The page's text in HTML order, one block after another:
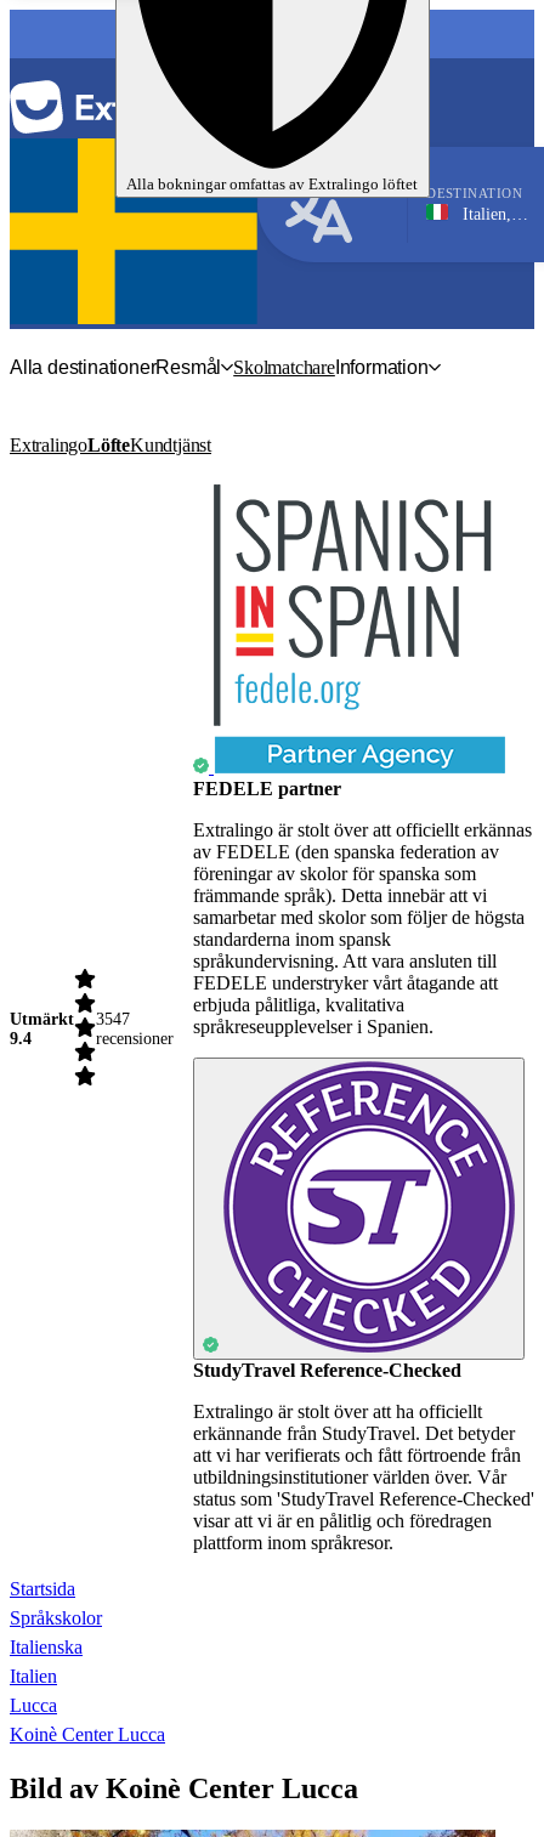
Alla bokningar omfattas av Extralingo löftet
SPRÅK
DESTINATION
Italien, Lucca
Alla destinationerResmål SkolmatchareInformation
ExtralingoLöfteKundtjänst
Utmärkt
9.4
3547
recensioner
FEDELE partner
Extralingo är stolt över att officiellt erkännas
av FEDELE (den spanska federation av
föreningar av skolor för spanska som
främmande språk). Detta innebär att vi
samarbetar med skolor som följer de högsta
standarderna inom spansk
språkundervisning. Att vara ansluten till
FEDELE understryker vårt åtagande att
erbjuda pålitliga, kvalitativa
språkreseupplevelser i Spanien.
StudyTravel Reference-Checked
Extralingo är stolt över att ha officiellt
erkännande från StudyTravel. Det betyder
att vi har verifierats och fått förtroende från
utbildningsinstitutioner världen över. Vår
status som 'StudyTravel Reference-Checked'
visar att vi är en pålitlig och föredragen
plattform inom språkresor.
Startsida
Språkskolor
Italienska
Italien
Lucca
Koinè Center Lucca
Bild av Koinè Center Lucca